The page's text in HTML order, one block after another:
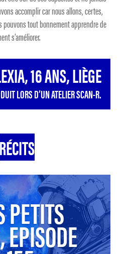
accomplir car nous allons, certes,
pouvons tout bonnement apprendre de
s’améliorer.
16 ANS, LIÈGE
LORS D’UN ATELIER SCAN-R.
RÉCITS
PETITS